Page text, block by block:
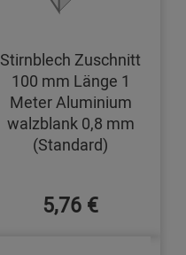
Stirnblech Zuschnitt
100 mm Länge 1
Meter Aluminium
walzblank 0,8 mm
(Standard)
5,76 €